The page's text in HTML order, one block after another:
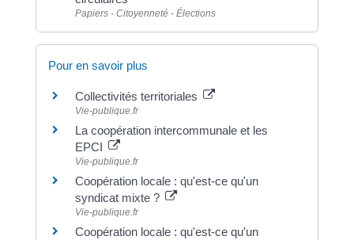
Papiers - Citoyenneté - Élections
Pour en savoir plus
Collectivités territoriales
Vie-publique.fr
La coopération intercommunale et les
EPCI
Vie-publique.fr
Coopération locale : qu'est-ce qu'un
syndicat mixte ?
Vie-publique.fr
Coopération locale : qu'est-ce qu'un